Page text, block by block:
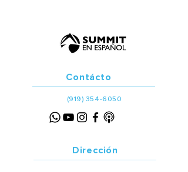
Contácto
(919) 354-6050
Dirección